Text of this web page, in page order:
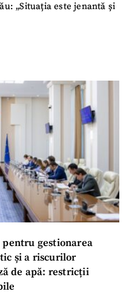
„Situația este jenantă și
gestionarea
și a riscurilor
de apă: restricții